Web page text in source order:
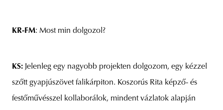
KR-FM: Most min dolgozol?
KS: Jelenleg egy nagyobb projekten dolgozom, egy kézzel
szőtt gyapjúszövet falikárpiton. Koszorús Rita képző- és
festőművésszel kollaborálok, mindent vázlatok alapján